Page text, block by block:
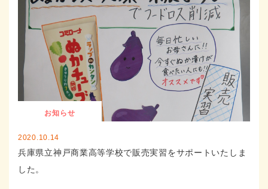
お知らせ
2020.10.14
兵庫県立神戸商業高等学校で販売実習をサポートいたしま
した。